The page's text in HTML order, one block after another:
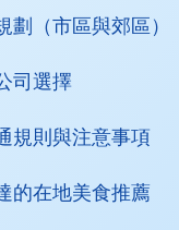
劃（市區與郊區）
司選擇
規則與注意事項
的在地美食推薦